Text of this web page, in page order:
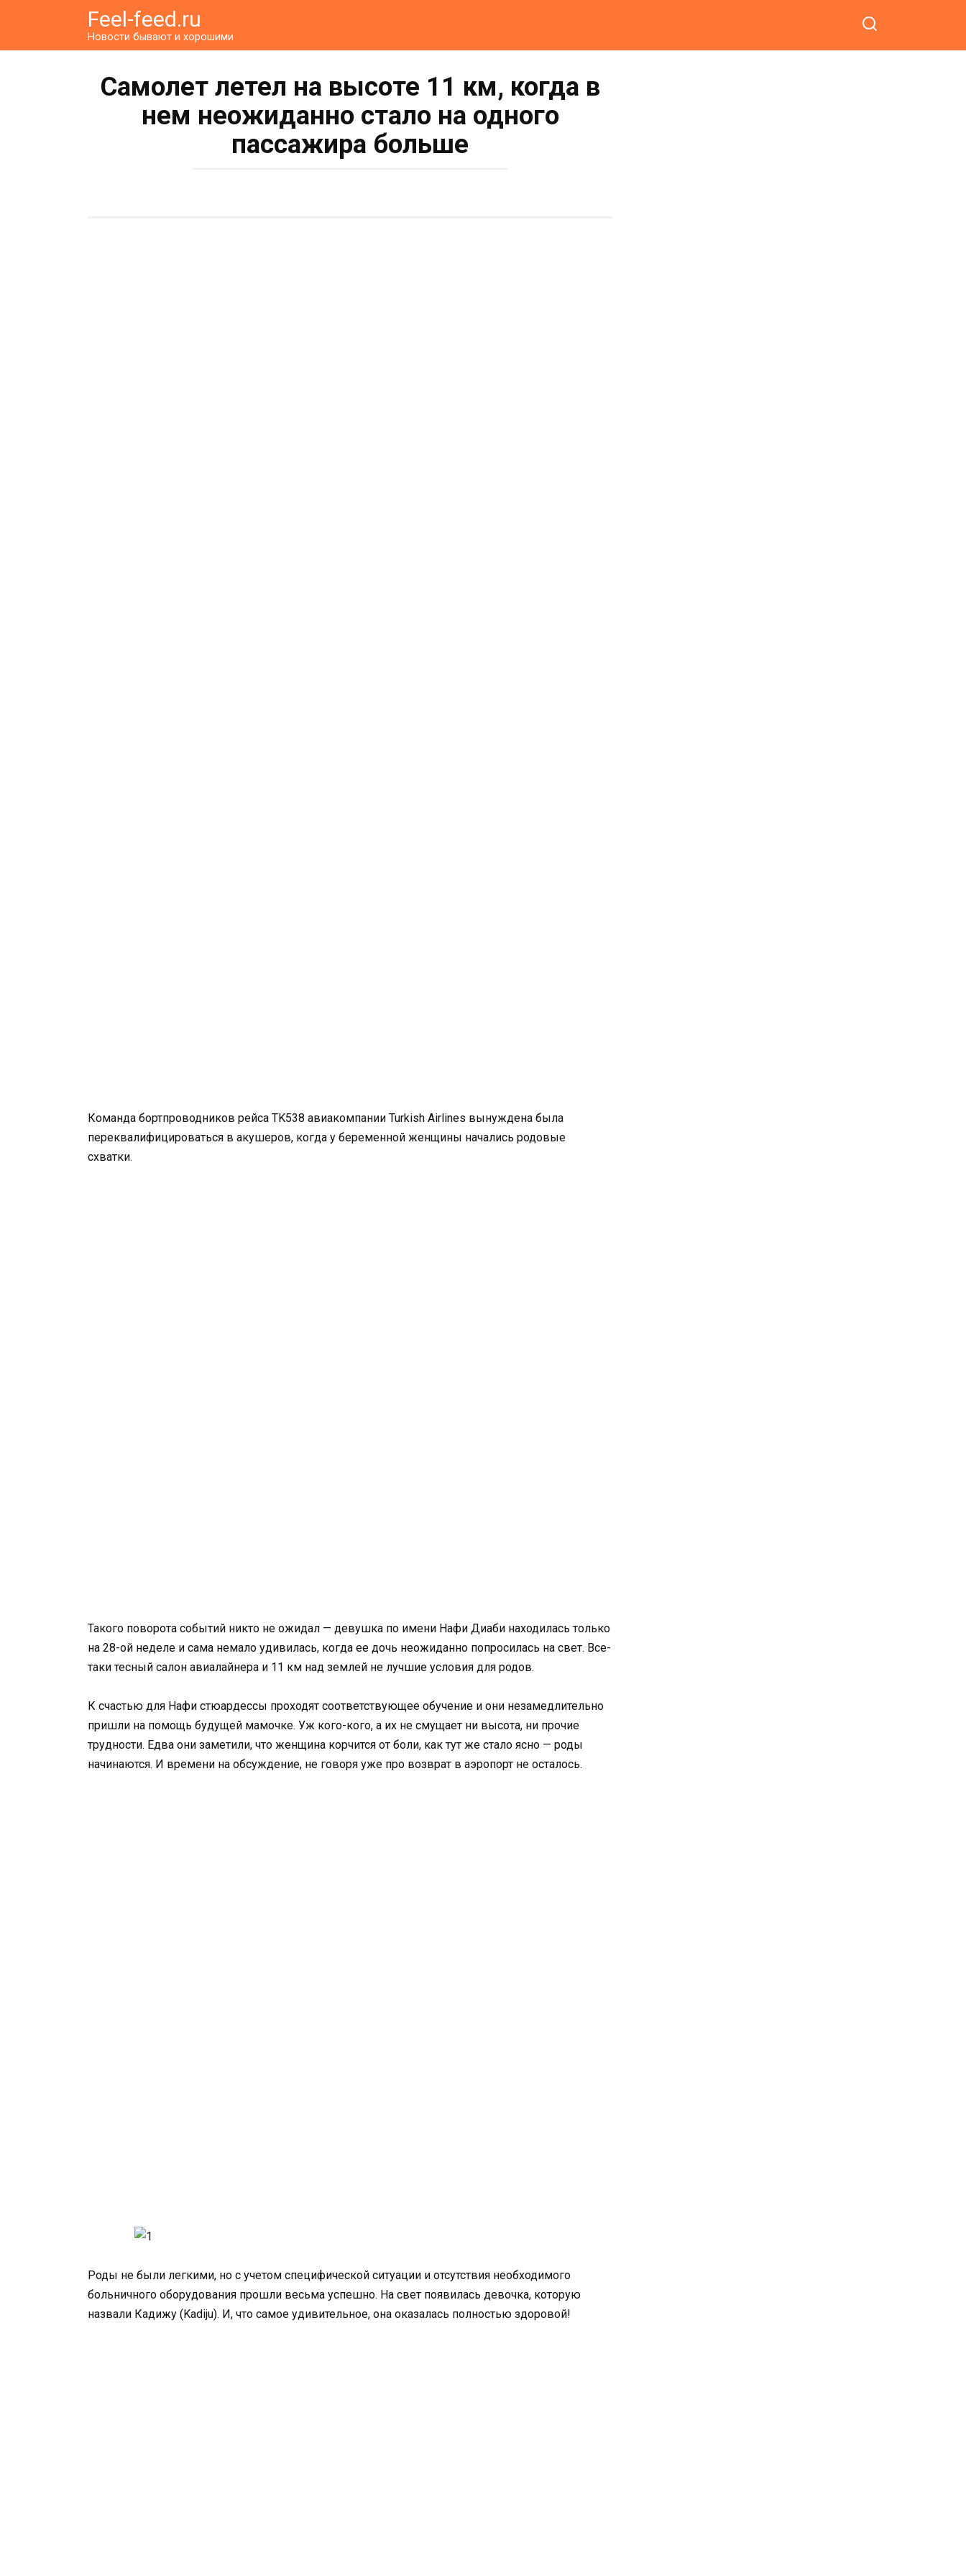
Feel-feed.ru
Новости бывают и хорошими
Самолет летел на высоте 11 км, когда в
нем неожиданно стало на одного
пассажира больше
Команда бортпроводников рейса TK538 авиакомпании Turkish Airlines вынуждена была
переквалифицироваться в акушеров, когда у беременной женщины начались родовые
схватки.
Такого поворота событий никто не ожидал — девушка по имени Нафи Диаби находилась только
на 28-ой неделе и сама немало удивилась, когда ее дочь неожиданно попросилась на свет. Все-
таки тесный салон авиалайнера и 11 км над землей не лучшие условия для родов.
К счастью для Нафи стюардессы проходят соответствующее обучение и они незамедлительно
пришли на помощь будущей мамочке. Уж кого-кого, а их не смущает ни высота, ни прочие
трудности. Едва они заметили, что женщина корчится от боли, как тут же стало ясно — роды
начинаются. И времени на обсуждение, не говоря уже про возврат в аэропорт не осталось.
Роды не были легкими, но с учетом специфической ситуации и отсутствия необходимого
больничного оборудования прошли весьма успешно. На свет появилась девочка, которую
назвали Кадижу (Kadiju). И, что самое удивительное, она оказалась полностью здоровой!